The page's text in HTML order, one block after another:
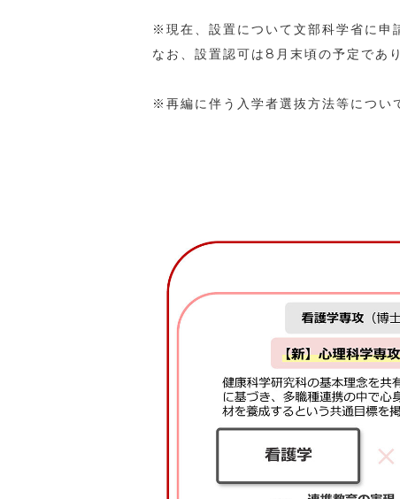
※現在、設置について文部科学省に申
なお、設置認可は8月末頃の予定であ
※再編に伴う入学者選抜方法等につい